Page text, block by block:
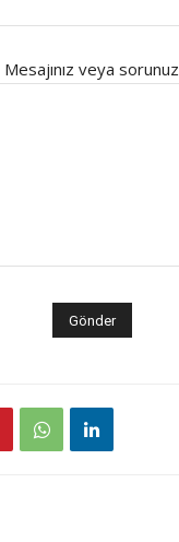
Mesajınız veya sorunuz